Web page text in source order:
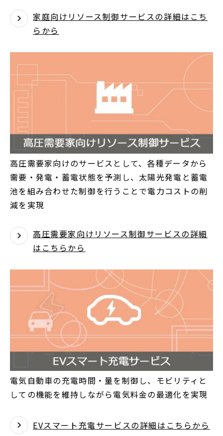
家庭向けリソース制御サービスの詳細はこち
らから
高圧需要家向けのサービスとして、各種データから
需要・発電・蓄電状態を予測し、太陽光発電と蓄電
池を組み合わせた制御を行うことで電力コストの削
減を実現
高圧需要家向けリソース制御サービスの詳細
はこちらから
電気自動車の充電時間・量を制御し、モビリティと
しての機能を維持しながら電気料金の最適化を実現
EVスマート充電サービスの詳細はこちらから